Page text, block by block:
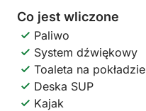
Co jest wliczone
Paliwo
System dźwiękowy
Toaleta na pokładzie
Deska SUP
Kajak